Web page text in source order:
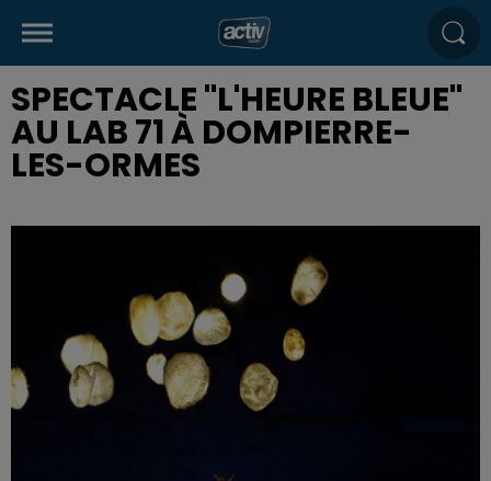
SPECTACLE "L'HEURE BLEUE"
AU LAB 71 À DOMPIERRE-
LES-ORMES